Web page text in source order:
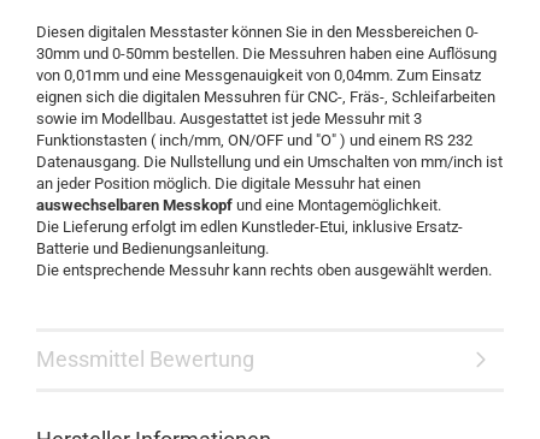
Diesen digitalen Messtaster können Sie in den Messbereichen 0-
30mm und 0-50mm bestellen. Die Messuhren haben eine Auflösung
von 0,01mm und eine Messgenauigkeit von 0,04mm. Zum Einsatz
eignen sich die digitalen Messuhren für CNC-, Fräs-, Schleifarbeiten
sowie im Modellbau. Ausgestattet ist jede Messuhr mit 3
Funktionstasten ( inch/mm, ON/OFF und "O" ) und einem RS 232
Datenausgang. Die Nullstellung und ein Umschalten von mm/inch ist
an jeder Position möglich. Die digitale Messuhr hat einen
auswechselbaren Messkopf und eine Montagemöglichkeit.
Die Lieferung erfolgt im edlen Kunstleder-Etui, inklusive Ersatz-
Batterie und Bedienungsanleitung.
Die entsprechende Messuhr kann rechts oben ausgewählt werden.
Messmittel Bewertung